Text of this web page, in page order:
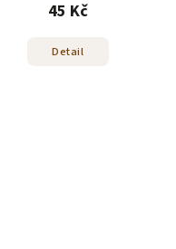
45 Kč
Detail